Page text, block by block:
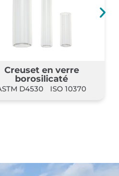
Eprouvette pour
désémulsion
ASTM D1401 ISO 6614